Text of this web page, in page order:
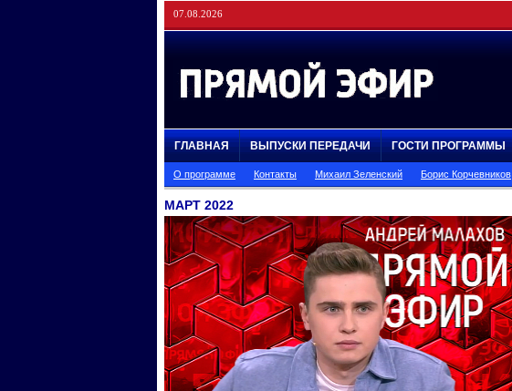
07.08.2026
ГЛАВНАЯ ВЫПУСКИ ПЕРЕДАЧИ ГОСТИ ПРОГРАММЫ
О программе Контакты Михаил Зеленский Борис Корчевников
МАРТ 2022